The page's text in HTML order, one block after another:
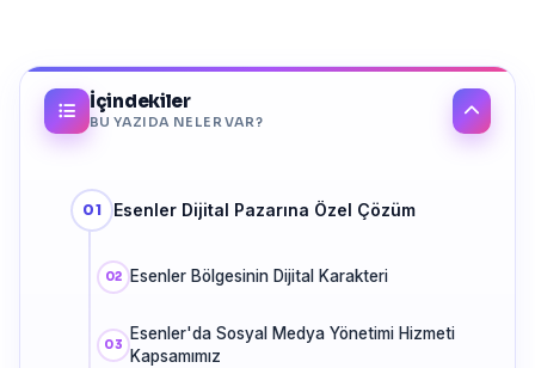
İçindekiler
BU YAZIDA NELER VAR?
Esenler Dijital Pazarına Özel Çözüm
Esenler Bölgesinin Dijital Karakteri
Esenler'da Sosyal Medya Yönetimi Hizmeti
Kapsamımız